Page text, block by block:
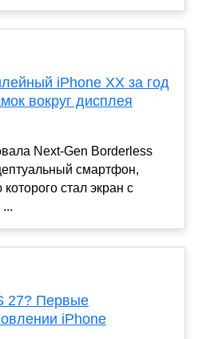
iPhone XX за год
вокруг дисплея
Next-Gen Borderless
смартфон,
стал экран с
27? Первые
iPhone